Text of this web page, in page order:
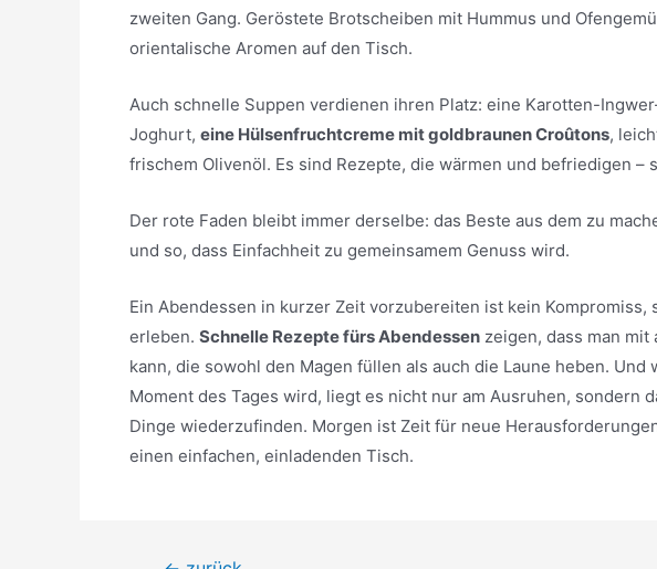
zweiten Gang. Geröstete Brotscheiben mit Hummus und
orientalische Aromen auf den Tisch.
Auch schnelle Suppen verdienen ihren Platz: eine Karotten-
Joghurt, eine Hülsenfruchtcreme mit goldbraunen Croûtons,
frischem Olivenöl. Es sind Rezepte, die wärmen und befriedigen –
Der rote Faden bleibt immer derselbe: das Beste aus dem zu
und so, dass Einfachheit zu gemeinsamem Genuss wird.
Ein Abendessen in kurzer Zeit vorzubereiten ist kein
erleben. Schnelle Rezepte fürs Abendessen zeigen, dass man
kann, die sowohl den Magen füllen als auch die Laune heben. Und
Moment des Tages wird, liegt es nicht nur am Ausruhen, sondern
Dinge wiederzufinden. Morgen ist Zeit für neue
einen einfachen, einladenden Tisch.